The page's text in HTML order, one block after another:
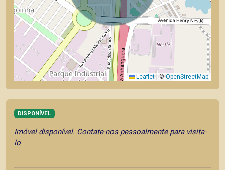
Leaflet |©OpenStreetMap
DISPONÍVEL
Imóvel disponível. Contate-nos pessoalmente para visita-
lo